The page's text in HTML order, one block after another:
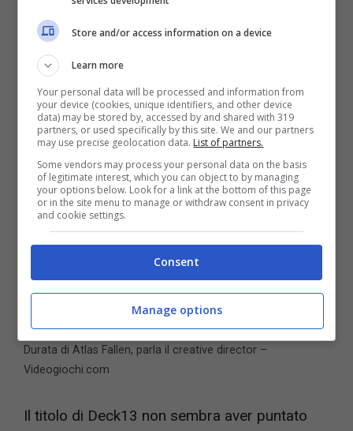
dando delle importanti informazioni ai tanti
videogiocatori che non vedono l’ora di mettere
le mani sul titolo. Tra tutte spicca, ovviamente,
la longevità.
Durata di Atlas Fallen, parla il creative director –
Videogiochi.com
Il titolo di Deck13 non sembra aver puntato
Store and/or access information on a device
Learn more
Your personal data will be processed and information from
your device (cookies, unique identifiers, and other device
data) may be stored by, accessed by and shared with 319
partners, or used specifically by this site. We and our partners
may use precise geolocation data. List of partners.
Some vendors may process your personal data on the basis
of legitimate interest, which you can object to by managing
your options below. Look for a link at the bottom of this page
or in the site menu to manage or withdraw consent in privacy
and cookie settings.
Consent
Manage options